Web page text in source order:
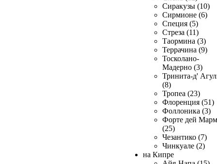
Сиракузы (10)
Сирмионе (6)
Специя (5)
Стреза (11)
Таормина (3)
Террачина (9)
Тосколано-
Мадерно (3)
Тринита-д'
(8)
Тропеа (23)
Флоренция (51)
Фоллоника (3)
Форте дей
(25)
Чезантико (7)
Чинкуале (2)
на Кипре